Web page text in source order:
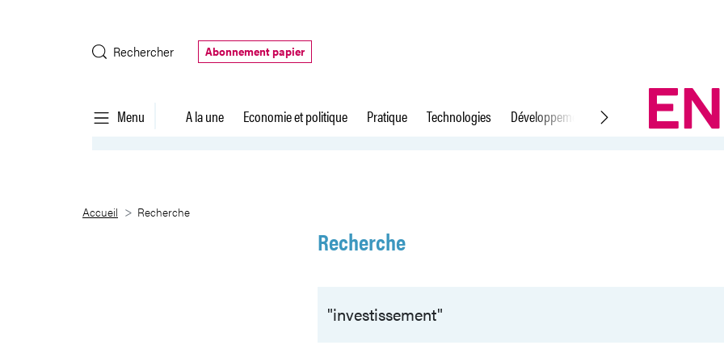
Rechercher
Abonnement papier
Menu A la une Economie et politique Pratique Technologies Développement durable Droit du travail
Recherche
Accueil Recherche
Recherche